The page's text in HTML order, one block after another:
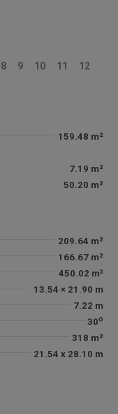
8 9 10 11
12
159.48 m²
7.19 m²
50.20 m²
209.64 m²
166.67 m²
450.02 m³
13.54 × 21.90 m
7.22 m
30o
318 m²
21.54 x 28.10 m